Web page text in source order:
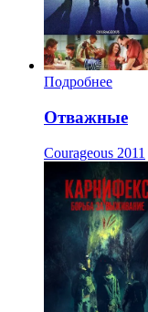
Подробнее
Отважные
Courageous 2011